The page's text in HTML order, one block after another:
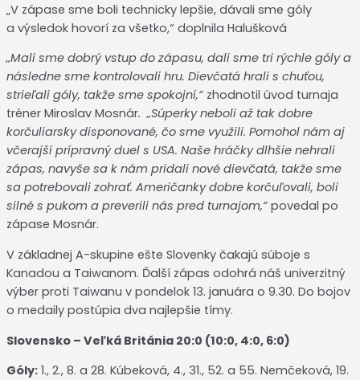
„V zápase sme boli technicky lepšie, dávali sme góly
a výsledok hovorí za všetko,“ doplnila Halušková
„Mali sme dobrý vstup do zápasu, dali sme tri rýchle góly a
následne sme kontrolovali hru. Dievčatá hrali s chuťou,
strieľali góly, takže sme spokojní,“ zhodnotil úvod turnaja
tréner Miroslav Mosnár.„Súperky neboli až tak dobre
korčuliarsky disponované, čo sme využili. Pomohol nám aj
včerajší prípravný duel s USA. Naše hráčky dlhšie nehrali
zápas, navyše sa k nám pridali nové dievčatá, takže sme
sa potrebovali zohrať. Američanky dobre korčuľovali, boli
silné s pukom a preverili nás pred turnajom,“ povedal po
zápase Mosnár.
V základnej A-skupine ešte Slovenky čakajú súboje s
Kanadou a Taiwanom. Ďalší zápas odohrá náš univerzitný
výber proti Taiwanu v pondelok 13. januára o 9.30. Do bojov
o medaily postúpia dva najlepšie tímy.
Slovensko – Veľká Británia 20:0 (10:0, 4:0, 6:0)
Góly: 1., 2., 8. a 28. Kúbeková, 4., 31., 52. a 55. Nemčeková, 19.